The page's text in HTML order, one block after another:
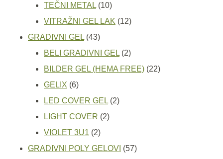
proizvoda
TEČNI METAL 1010
proizvoda
VITRAŽNI GEL LAK 1212
GRADIVNI GEL 4343
proizvoda
BELI GRADIVNI GEL 22
proizvoda
BILDER GEL (HEMA FREE) 2222
GELIX 66
proizvoda
LED COVER GEL 22
LIGHT COVER 22
VIOLET 3U1 22
proizvoda
GRADIVNI POLY GELOVI 5757